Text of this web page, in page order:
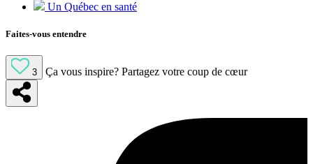
Un Québec en santé
Faites-vous entendre
3 Ça vous inspire? Partagez votre coup de cœur